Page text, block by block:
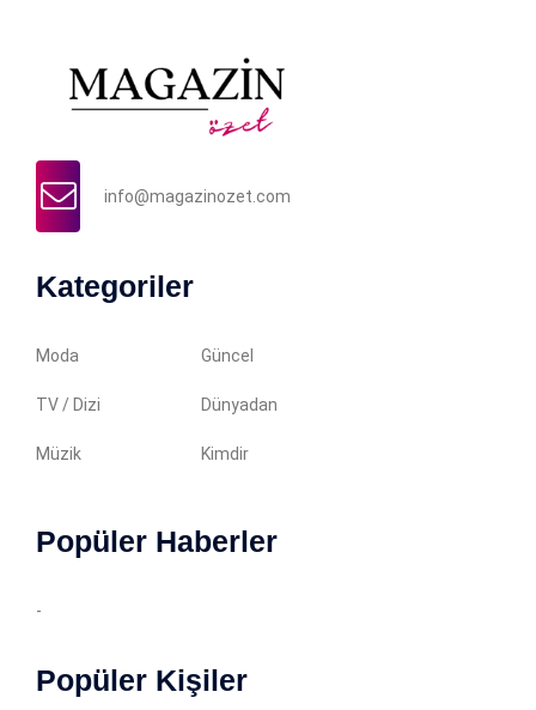
info@magazinozet.com
Kategoriler
Moda Güncel
TV / Dizi Dünyadan
Müzik Kimdir
Popüler Haberler
-
Popüler Kişiler